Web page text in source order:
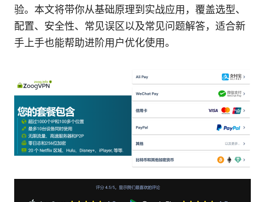
验。本文将带你从基础原理到实战应用，覆盖选型、
配置、安全性、常见误区以及常见问题解答，适合新
手上手也能帮助进阶用户优化使用。